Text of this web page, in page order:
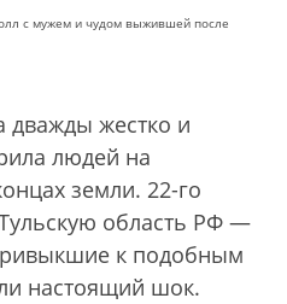
с мужем и чудом выжившей после
дважды жестко и
людей на
земли. 22-го
область РФ —
к подобным
настоящий шок.